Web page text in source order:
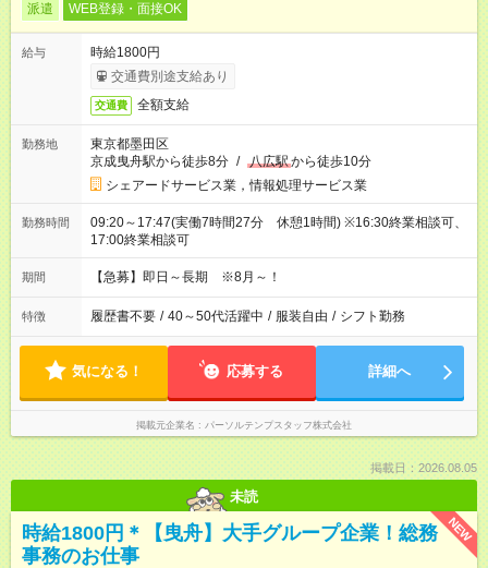
派遣 WEB登録・面接OK
給与
時給1800円
交通費別途支給あり
交通費 全額支給
勤務地
東京都墨田区
京成曳舟駅から徒歩8分 / 八広駅から徒歩10分
シェアードサービス業，情報処理サービス業
勤務時間
09:20～17:47(実働7時間27分 休憩1時間) ※16:30終業相談可、
17:00終業相談可
期間 【急募】即日～長期 ※8月～！
特徴 履歴書不要 / 40～50代活躍中 / 服装自由 / シフト勤務
気になる！ 応募する 詳細へ
掲載元企業名 パーソルテンプスタッフ株式会社
掲載日：2026.08.05
未読
NEW
時給1800円＊【曳舟】大手グループ企業！総務
事務のお仕事